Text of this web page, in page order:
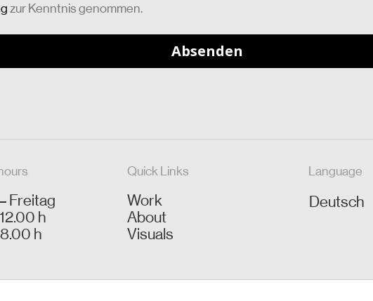
zur Kenntnis genommen.
Freitag
h
h
Quick Links
Work
About
Visuals
Language
Deutsch